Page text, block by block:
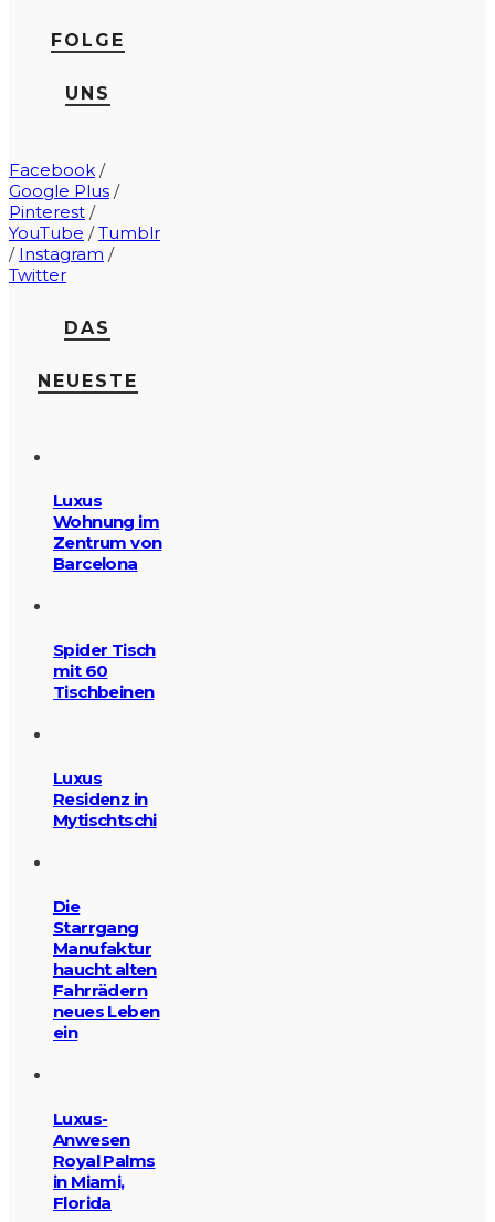
FOLGE
UNS
Facebook /
Google Plus /
Pinterest /
YouTube /Tumblr
/ Instagram /
Twitter
DAS
NEUESTE
Luxus
Wohnung im
Zentrum von
Barcelona
Spider Tisch
mit 60
Tischbeinen
Luxus
Residenz in
Mytischtschi
Die
Starrgang
Manufaktur
haucht alten
Fahrrädern
neues Leben
ein
Luxus-
Anwesen
Royal Palms
in Miami,
Florida